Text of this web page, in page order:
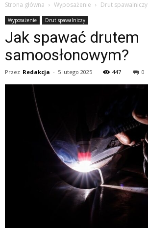
Strona główna Wyposażenie Drut spawalniczy
Wyposażenie Drut spawalniczy
Jak spawać drutem
samoosłonowym?
Przez Redakcja - 5 lutego 2025 447 0